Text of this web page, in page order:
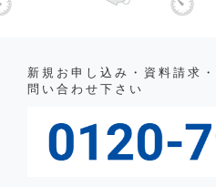
新規お申し込み・資料請求
問い合わせ下さい